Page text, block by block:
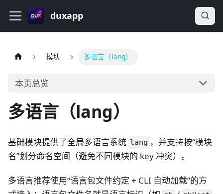
duxapp
模块 多语言（lang）
本页总览
多语言（lang）
基础模块提供了全局多语言系统 lang ，并支持按“模块
名”划分命名空间（避免不同模块的 key 冲突）。
多语言推荐使用“语言包文件约定 + CLI 自动加载”的方